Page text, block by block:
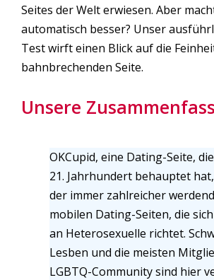
Seites der Welt erwiesen. Aber
automatisch besser? Unser
Test wirft einen Blick auf die
bahnbrechenden Seite.
Unsere
OKCupid, eine Dating-Seite,
21. Jahrhundert behauptet
der immer zahlreicher
mobilen Dating-Seiten, die
an Heterosexuelle richtet.
Lesben und die meisten
LGBTQ-Community sind hier